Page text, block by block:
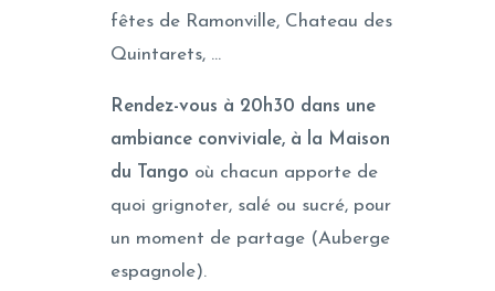
fêtes de Ramonville, Chateau des
Quintarets, …
Rendez-vous à 20h30 dans une
ambiance conviviale, à la Maison
du Tango où chacun apporte de
quoi grignoter, salé ou sucré, pour
un moment de partage (Auberge
espagnole).